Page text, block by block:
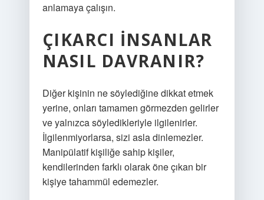
anlamaya çalışın.
ÇIKARCI INSANLAR
NASIL DAVRANIR?
Diğer kişinin ne söylediğine dikkat etmek
yerine, onları tamamen görmezden gelirler
ve yalnızca söyledikleriyle ilgilenirler.
İlgilenmiyorlarsa, sizi asla dinlemezler.
Manipülatif kişiliğe sahip kişiler,
kendilerinden farklı olarak öne çıkan bir
kişiye tahammül edemezler.